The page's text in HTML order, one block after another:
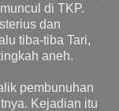
di TKP.
dan
tiba-tiba Tari,
aneh.
pembunuhan
Kejadian itu